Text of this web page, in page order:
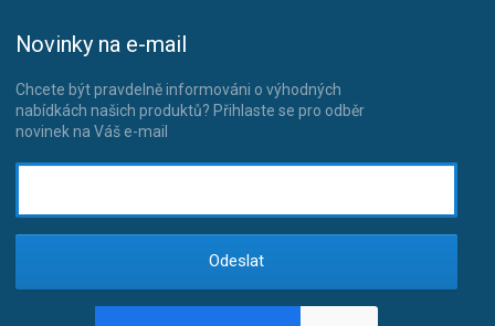
Novinky na e-mail
Chcete být pravdelně informováni o výhodných
nabídkách našich produktů? Přihlaste se pro odběr
novinek na Váš e-mail
Odeslat